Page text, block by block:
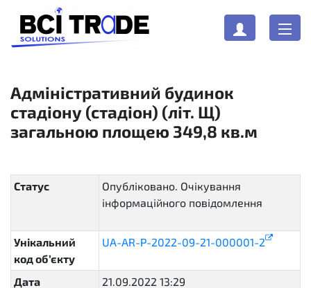
Адміністративний будинок
стадіону (стадіон) (літ. Щ)
загальною площею 349,8 кв.м
Статус
Опубліковано. Очікування
інформаційного повідомлення
Унікальний
код об’єкту
UA-AR-P-2022-09-21-000001-2
Дата
21.09.2022 13:29